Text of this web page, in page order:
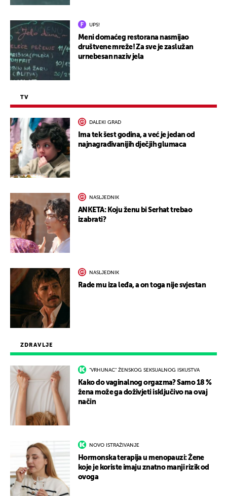
ZDRAVLJE
"VRHUNAC" ŽENSKOG SEKSUALNOG ISKUSTVA
Kako do vaginalnog orgazma? Samo 18 %
žena može ga doživjeti isključivo na ovaj
način
NOVO ISTRAŽIVANJE
Hormonska terapija u menopauzi: Žene
koje je koriste imaju znatno manji rizik od
ovoga
UPS!
Meni domaćeg restorana nasmijao
društvene mreže! Za sve je zaslužan
urnebesan naziv jela
TV
DALEKI GRAD
Ima tek šest godina, a već je jedan od
najnagrađivanijih dječjih glumaca
NASLJEDNIK
ANKETA: Koju ženu bi Serhat trebao
izabrati?
NASLJEDNIK
Rade mu iza leđa, a on toga nije svjestan